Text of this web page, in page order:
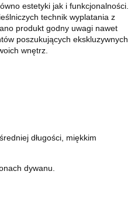
estetyki jak i funkcjonalności.
technik wyplatania z
produkt godny uwagi nawet
poszukujących ekskluzywnych
wnętrz.
długości, miękkim
dywanu.